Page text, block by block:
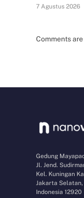
7 Agustus 2026
Comments
Gedung
Jl. Jend.
Kel. Kuningan
Jakarta Selatan,
Indonesia 12920